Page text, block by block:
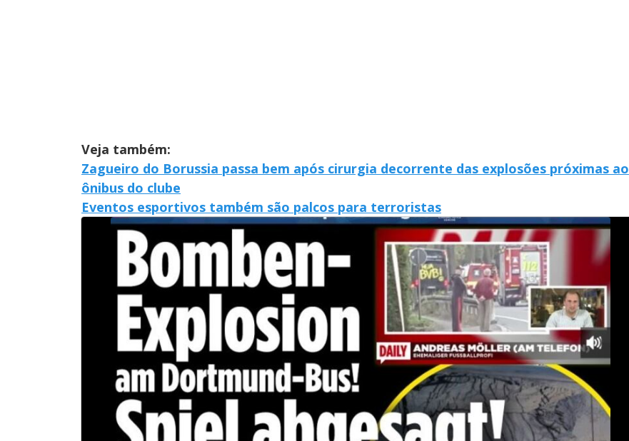
Veja também:
Zagueiro do Borussia passa bem após cirurgia decorrente das explosões próximas ao
ônibus do clube
Eventos esportivos também são palcos para terroristas